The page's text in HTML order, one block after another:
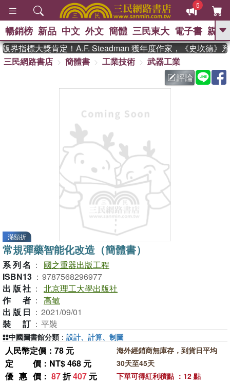
5
GO
熱搜： 東野圭吾 、 高希均教授回憶錄
父親節 、 花開錦
方念華 、 台灣的
群喵 、 臺灣漫遊錄
暢銷榜 新品 中文 外文 簡體 三民東大 電子書 親子
界指標大獎肯定！A.F. Steadman 獲年度作家，《史坎德》系
三民網路書店
簡體書 工業技術
武器工業
評論
滿額折
常規彈藥智能化改造（簡體書）
系列名 ：
國之重器出版工程
ISBN13 ： 9787568296977
出版社 ： 北京理工大學出版社
作者 ： 高敏
出版日 ： 2021/09/01
裝訂 ： 平裝
人民幣定價：78 元
定價 ：NT$ 468 元
優惠價 ： 87折407 元
海外經銷商無庫存，到貨日平均
30天至45天
下單可得紅利積點 ：12 點
中國圖書館分類 ： 設計、計算、制圖